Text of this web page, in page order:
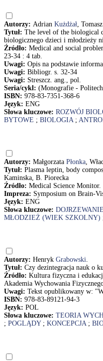
Autorzy: Adrian Kużdżał, Tomasz
Tytuł: The level of the biological
biologicznego dzieci i młodzieży
Źródło: Medical and social
23-34 : 4 tab.
Uwagi: Opis na podstawie
Uwagi: Bibliogr. s. 32-34
Uwagi: Streszcz. ang., pol.
Seria/cykl: (Monografie -
ISBN: 978-83-7351-368-6
Język: ENG
Słowa kluczowe: ROZWÓJ
BYTOWE ; BIOLOGIA;
Autorzy: Małgorzata Płonka,
Tytuł: Plasma leptin, body
Kaminska, B. Piorecka
Źródło: Medical Science
Impreza: Symposium on Brain-
Język: ENG
Słowa kluczowe:
MŁODZIEŻ (WIEK SZKOLNY)
Autorzy: Henryk Grabowski.
Tytuł: Czy dezintegracja nauk o
Źródło: Kultura fizyczna i
Akademia Wychowania
Uwagi: Tekst opublikowany w:
ISBN: 978-83-89121-94-3
Język: POL
Słowa kluczowe: TEORIA
; POGLĄDY; KONCEPCJA;